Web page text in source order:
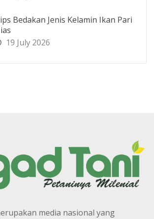
Bedakan Jenis Kelamin Ikan Pari
19 July 2026
media nasional yang